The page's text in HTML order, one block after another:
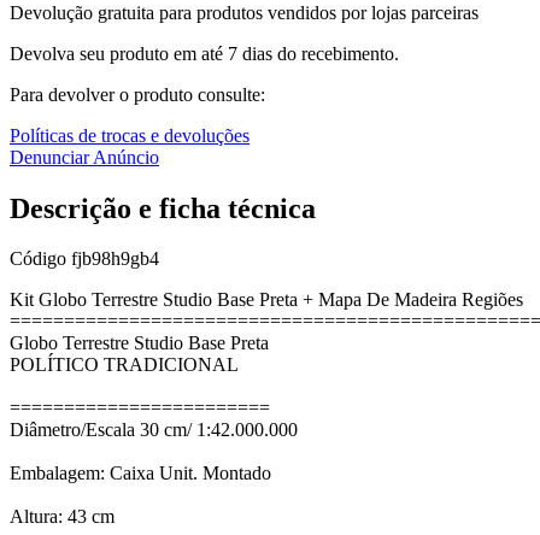
Devolução gratuita para produtos vendidos por lojas parceiras
Devolva seu produto em até 7 dias do recebimento.
Para devolver o produto consulte:
Políticas de trocas e devoluções
Denunciar Anúncio
Descrição e ficha técnica
Código fjb98h9gb4
Kit Globo Terrestre Studio Base Preta + Mapa De Madeira Regiões
Globo Terrestre Studio Base Preta
POLÍTICO TRADICIONAL
========================
Diâmetro/Escala 30 cm/ 1:42.000.000
Embalagem: Caixa Unit. Montado
Altura: 43 cm